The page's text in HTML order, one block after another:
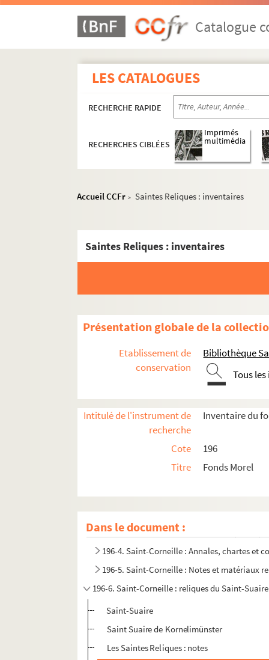
Catalogue
LES CATALOGUES
RECHERCHE RAPIDE
RECHERCHES CIBLÉES
Imprimés
multimédia
Accueil CCFr > Saintes Reliques : inventaires
Saintes Reliques : inventaires
Présentation globale de la
Etablissement de
conservation
Bibliothèque
Tous
Intitulé de l'instrument de
recherche
Inventaire du
Cote
196
Titre
Fonds Morel
Dans le document :
196-1. Généralités-Varia. Abbayes,
196-2. Cartulaire de la ville de Compiègne -
196-3. Saint-Corneille : Fonds divers, biens,
196-4. Saint-Corneille : Annales, chartes et
196-5. Saint-Corneille : Notes et matériaux
196-6. Saint-Corneille : reliques du Saint-Suaire
Saint-Suaire
Saint Suaire de Kornelimünster
Les Saintes Reliques : notes